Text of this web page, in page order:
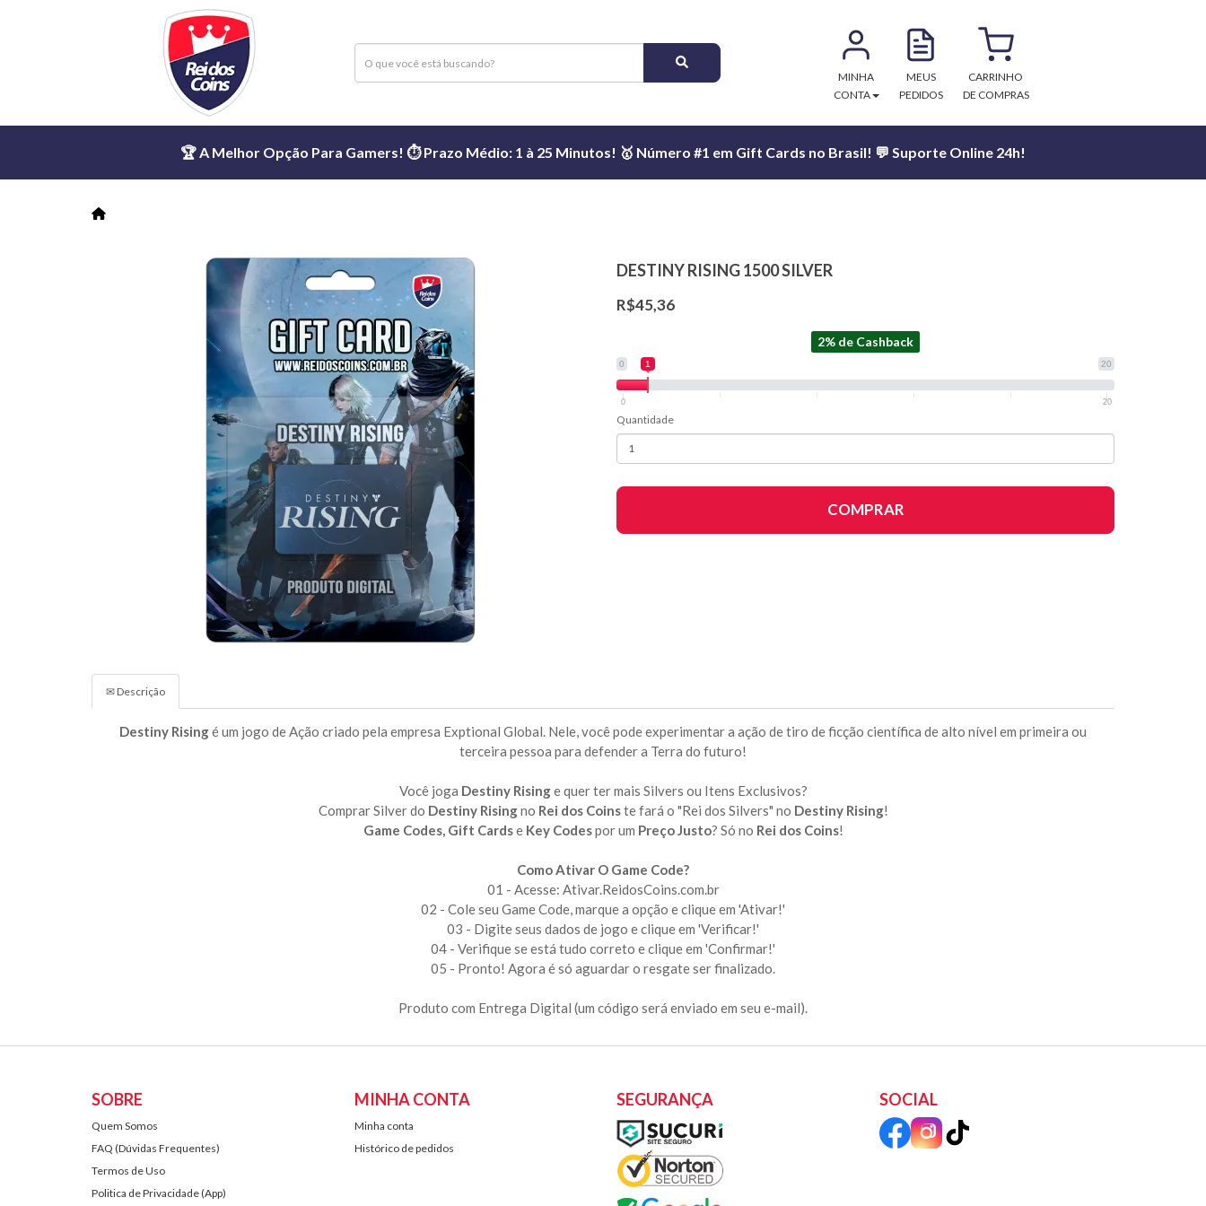
MINHA
CONTA
MEUS
PEDIDOS
CARRINHO
DE COMPRAS
🏆 A Melhor Opção Para Gamers! ⏱️ Prazo Médio: 1 à 25 Minutos! 🥇 Número #1 em Gift Cards no Brasil! 💬 Suporte Online 24h!
DESTINY RISING 1500 SILVER
R$45,36
2% de Cashback
0 20
1
0 20
Quantidade
COMPRAR
✉ Descrição
Destiny Risingé um jogo de Ação criado pela empresa Exptional Global. Nele, você pode experimentar a ação de tiro de ficção científica de alto nível em primeira ou
terceira pessoa para defender a Terra do futuro!
Você joga Destiny Risinge quer ter mais Silvers ou Itens Exclusivos?
Comprar Silver do Destiny Risingno Rei dos Coinste fará o "Rei dos Silvers" no Destiny Rising!
Game Codes, Gift Cardse Key Codespor um Preço Justo? Só no Rei dos Coins!
Como Ativar O Game Code?
01 - Acesse: Ativar.ReidosCoins.com.br
02 - Cole seu Game Code, marque a opção e clique em 'Ativar!'
03 - Digite seus dados de jogo e clique em 'Verificar!'
04 - Verifique se está tudo correto e clique em 'Confirmar!'
05 - Pronto! Agora é só aguardar o resgate ser finalizado.
Produto com Entrega Digital (um código será enviado em seu e-mail).
SOBRE
Quem Somos
FAQ (Dúvidas Frequentes)
Termos de Uso
Politica de Privacidade (App)
MINHA CONTA
Minha conta
Histórico de pedidos
SEGURANÇA SOCIAL